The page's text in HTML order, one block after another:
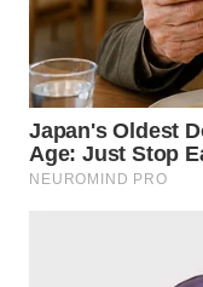
WN
TANGERANG
WN
BINJAI